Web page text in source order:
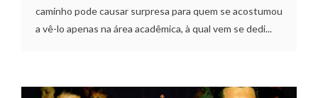
caminho pode causar surpresa para quem se acostumou
a vê-lo apenas na área acadêmica, à qual vem se dedi...